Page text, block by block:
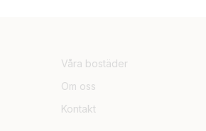
Våra bostäder
Om oss
Kontakt